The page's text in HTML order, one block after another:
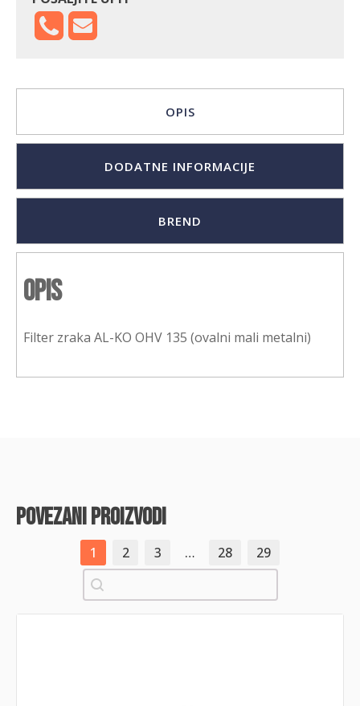
OPIS
DODATNE INFORMACIJE
BREND
Opis
Filter zraka AL-KO OHV 135 (ovalni mali metalni)
povezani proizvodi
1 2 3 … 28
29
Pretraži